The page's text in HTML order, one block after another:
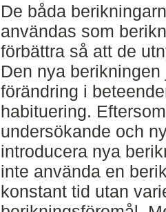
De båda
användas som
förbättra så att de
Den nya
förändring i
habituering.
undersökande och
introducera nya
inte använda en
konstant tid utan